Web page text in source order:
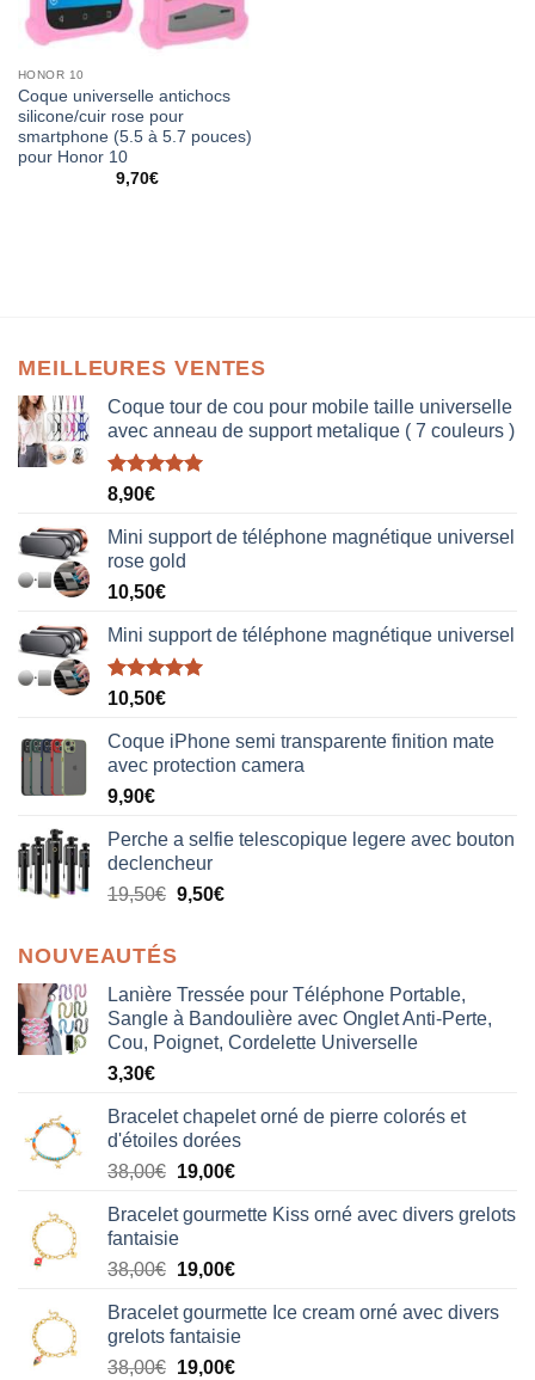
HONOR 10
Coque universelle antichocs
silicone/cuir rose pour
smartphone (5.5 à 5.7 pouces)
pour Honor 10
9,70€
MEILLEURES VENTES
Coque tour de cou pour mobile taille universelle
avec anneau de support metalique ( 7 couleurs )
Note5.00
8,90€
Mini support de téléphone magnétique universel
rose gold
10,50€
Mini support de téléphone magnétique universel
Note5.00
10,50€
Coque iPhone semi transparente finition mate
avec protection camera
9,90€
Perche a selfie telescopique legere avec bouton
declencheur
19,50€ 9,50€
NOUVEAUTÉS
Lanière Tressée pour Téléphone Portable,
Sangle à Bandoulière avec Onglet Anti-Perte,
Cou, Poignet, Cordelette Universelle
3,30€
Bracelet chapelet orné de pierre colorés et
d'étoiles dorées
38,00€ Le
initial
était :
38,00€.
19,00€Le
actuel
19,00€.
Bracelet gourmette Kiss orné avec divers grelots
fantaisie
38,00€ Le
initial
était :
38,00€.
19,00€Le
actuel
est :
19,00€.
Bracelet gourmette Ice cream orné avec divers
grelots fantaisie
38,00€ Le
19,00€Le